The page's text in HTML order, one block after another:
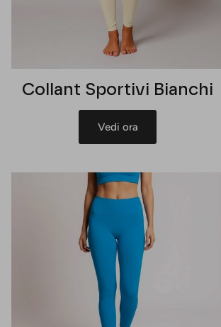
Collant Sportivi Bianchi
Vedi ora